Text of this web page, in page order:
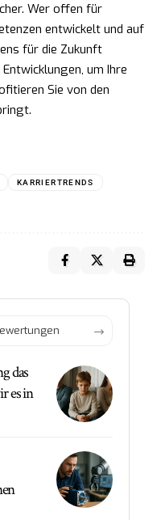
Wer offen für
entwickelt und auf
für die Zukunft
um Ihre
Sie von den
KARRIERTRENDS
das
es in